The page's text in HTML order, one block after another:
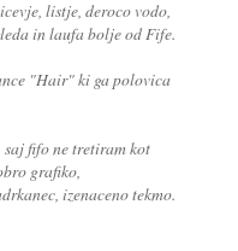
listje, deroco vodo,
in laufa bolje od Fife.
"Hair" ki ga polovica
saj fifo ne tretiram kot
grafiko,
izenaceno tekmo.